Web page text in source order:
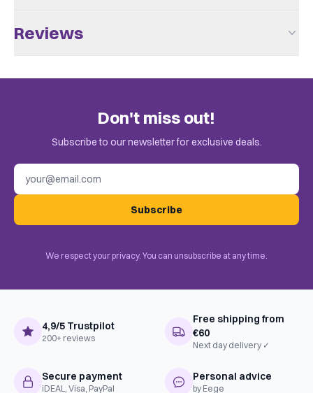
Uitgever
White Goblin Games
BoardGameGeek
Mechanics
Dice Rolling, Bingo, Paper-and-
Taal
Nederlands
Reviews
Check the invitation in your email.
Don't miss out!
Subscribe to our newsletter for exclusive deals.
Subscribe
We respect your privacy. You can unsubscribe at any time.
4,9/5 Trustpilot
200+ reviews
Free shipping from
€60
Next day delivery ✓
Secure payment
iDEAL, Visa, PayPal
Personal advice
by Eege